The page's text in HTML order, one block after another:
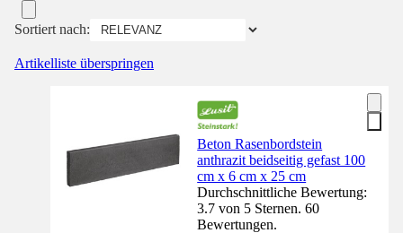
Sortiert nach:
Artikelliste überspringen
Beton Rasenbordstein
anthrazit beidseitig gefast 100
cm x 6 cm x 25 cm
Durchschnittliche Bewertung:
3.7 von 5 Sternen. 60
Bewertungen.